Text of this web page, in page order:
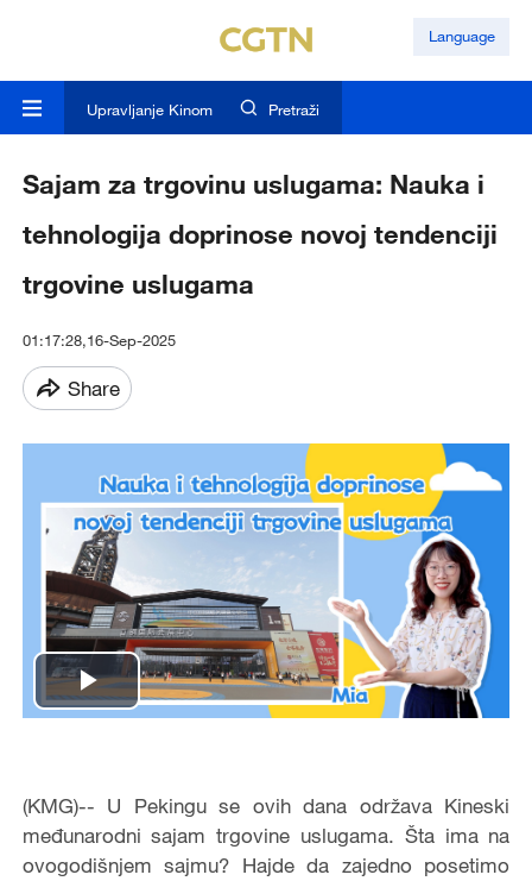
Language
Upravljanje Kinom Pretraži
Sajam za trgovinu uslugama: Nauka i
tehnologija doprinose novoj tendenciji
trgovine uslugama
01:17:28,16-Sep-2025
Share
Play
(KMG)-- U Pekingu se ovih dana održava Kineski
međunarodni sajam trgovine uslugama. Šta ima na
ovogodišnjem sajmu? Hajde da zajedno posetimo